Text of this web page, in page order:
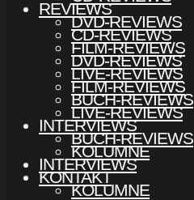
DVD-REVIEWS
FILM-REVIEWS
LIVE-REVIEWS
BUCH-REVIEWS
INTERVIEWS
KOLUMNE
KONTAKT
REVIEWS
CD-REVIEWS
DVD-REVIEWS
FILM-REVIEWS
LIVE-REVIEWS
BUCH-REVIEWS
INTERVIEWS
KOLUMNE